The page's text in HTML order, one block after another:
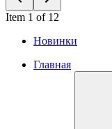
Item 1 of 12
Новинки
Главная